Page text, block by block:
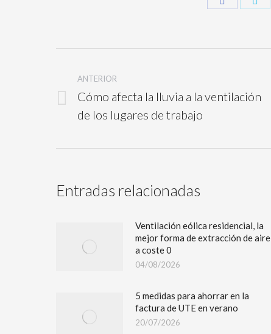
ANTERIOR
Cómo afecta la lluvia a la ventilación
de los lugares de trabajo
Entradas relacionadas
Ventilación eólica residencial, la
mejor forma de extracción de aire
a coste 0
04/08/2026
5 medidas para ahorrar en la
factura de UTE en verano
20/07/2026